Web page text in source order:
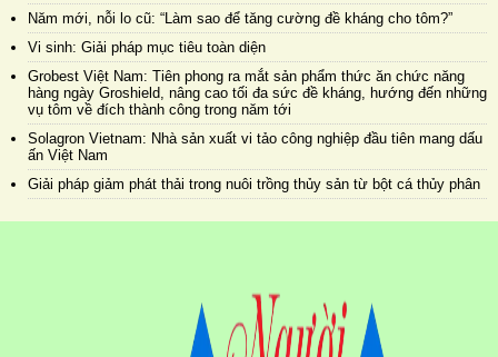
Năm mới, nỗi lo cũ: “Làm sao để tăng cường đề kháng cho tôm?”
Vi sinh: Giải pháp mục tiêu toàn diện
Grobest Việt Nam: Tiên phong ra mắt sản phẩm thức ăn chức năng
hàng ngày Groshield, nâng cao tối đa sức đề kháng, hướng đến những
vụ tôm về đích thành công trong năm tới
Solagron Vietnam: Nhà sản xuất vi tảo công nghiệp đầu tiên mang dấu
ấn Việt Nam
Giải pháp giảm phát thải trong nuôi trồng thủy sản từ bột cá thủy phân